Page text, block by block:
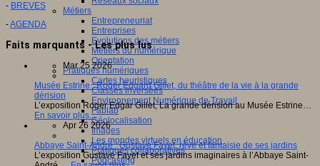
Métiers
Entrepreneuriat
Entreprises
Evolutions des métiers
Métiers du numérique
Orientation
Pratiques numériques
Cartes heuristiques
Classes inversées
Environnement Numérique de Travail
Fablab
Géolocalisation
Images
Les mondes virtuels en éducation
Pratiques collaboratives
Podcasting
- BREVES
-AGENDA
Faits marquants - Les plus lus
Mar 25 2026
Musée Estrine : Roger Edgard Gillet, du théâtre de la vie à la grande
dérision
L’exposition Roger Edgar Gillet, La grande dérision au Musée Estrine…
En savoir plus...
Apr 26 2026
Abbaye Saint-André : Gustave Fayet, rêve et fantaisie de ses jardins
L’exposition Gustave Fayet et ses jardins imaginaires à l’Abbaye Saint-